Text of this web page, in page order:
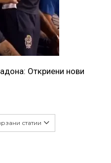
Откриени нови
статии